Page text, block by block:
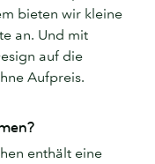
bieten wir kleine
an. Und mit
auf die
Aufpreis.
enthält eine